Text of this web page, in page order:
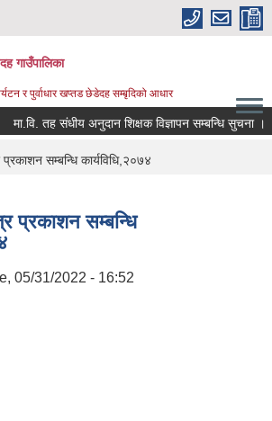
गाउँपालिका
र पुर्वाधार खप्तड छेडेदह सम्बृदिको आधार
मा.वि. तह संधीय अनुदान शिक्षक विज्ञापन सम्बन्धि सुचना ।
सम्बन्धि कार्यविधि,२०७४
प्रकाशन सम्बन्धि
05/31/2022 - 16:52